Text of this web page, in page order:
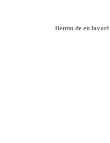
Benim de en